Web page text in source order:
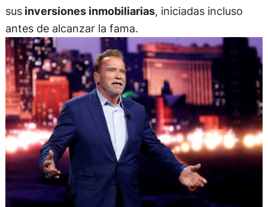
susinversiones inmobiliarias, iniciadas incluso
antes de alcanzar la fama.